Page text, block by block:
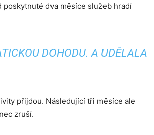
dva měsíce služeb hradí
DOHODU. A UDĚLALA
přijdou. Následující tři měsíce ale
zruší.